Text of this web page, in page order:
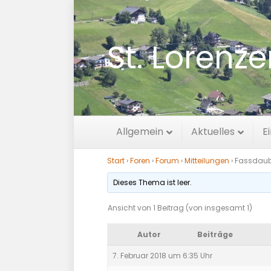
St.
Allgemein Aktuelles
Fassdauben
Start ›Foren ›Forum ›Mitteilungen ›
Dieses Thema ist leer.
Ansicht von 1 Beitrag (von insgesamt 1)
Autor Beiträge
7. Februar 2018 um 6:35 Uhr